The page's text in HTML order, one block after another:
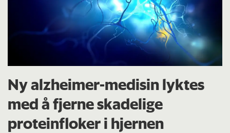
Ny alzheimer-medisin lyktes
med å fjerne skadelige
proteinfloker i hjernen